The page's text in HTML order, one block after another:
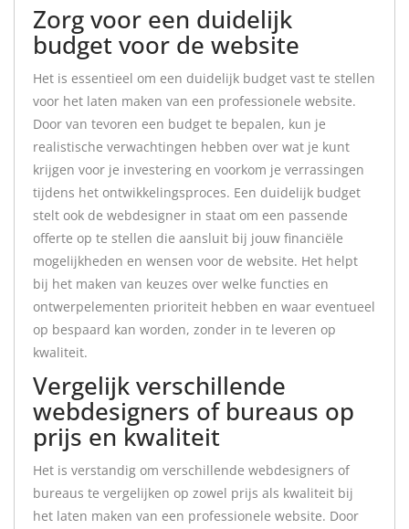
Zorg voor een duidelijk
budget voor de website
Het is essentieel om een duidelijk budget vast te stellen
voor het laten maken van een professionele website.
Door van tevoren een budget te bepalen, kun je
realistische verwachtingen hebben over wat je kunt
krijgen voor je investering en voorkom je verrassingen
tijdens het ontwikkelingsproces. Een duidelijk budget
stelt ook de webdesigner in staat om een passende
offerte op te stellen die aansluit bij jouw financiële
mogelijkheden en wensen voor de website. Het helpt
bij het maken van keuzes over welke functies en
ontwerpelementen prioriteit hebben en waar eventueel
op bespaard kan worden, zonder in te leveren op
kwaliteit.
Vergelijk verschillende
webdesigners of bureaus op
prijs en kwaliteit
Het is verstandig om verschillende webdesigners of
bureaus te vergelijken op zowel prijs als kwaliteit bij
het laten maken van een professionele website. Door